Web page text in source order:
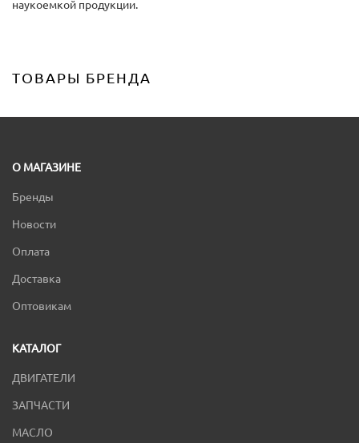
наукоемкой продукции.
ТОВАРЫ БРЕНДА
О МАГАЗИНЕ
Бренды
Новости
Оплата
Доставка
Оптовикам
КАТАЛОГ
ДВИГАТЕЛИ
ЗАПЧАСТИ
МАСЛО